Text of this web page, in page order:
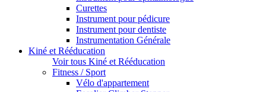
Curettes
Instrument pour pédicure
Instrument pour dentiste
Instrumentation Générale
Kiné et Rééducation
Voir tous Kiné et Rééducation
Fitness / Sport
Vélo d'appartement